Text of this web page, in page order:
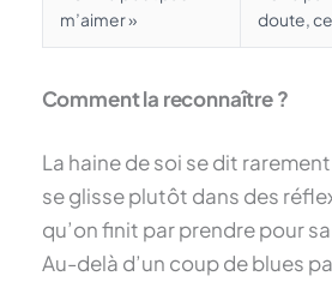
m’aimer »
doute, ce
Comment la reconnaître ?
La haine de soi se dit
se glisse plutôt dans des
qu’on finit par prendre pour
Au-delà d’un coup de blues